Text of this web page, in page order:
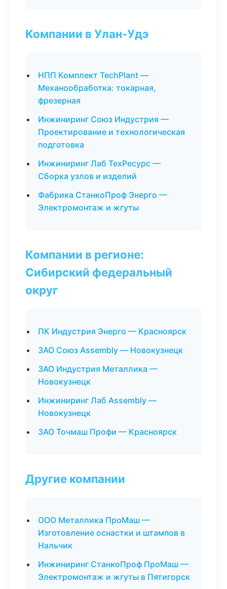
Компании в Улан-Удэ
НПП Комплект TechPlant —
Механообработка: токарная,
фрезерная
Инжиниринг Союз Индустрия —
Проектирование и технологическая
подготовка
Инжиниринг Лаб ТехРесурс —
Сборка узлов и изделий
Фабрика СтанкоПроф Энерго —
Электромонтаж и жгуты
Компании в регионе:
Сибирский федеральный
округ
ПК Индустрия Энерго — Красноярск
ЗАО Союз Assembly — Новокузнецк
ЗАО Индустрия Металлика —
Новокузнецк
Инжиниринг Лаб Assembly —
Новокузнецк
ЗАО Точмаш Профи — Красноярск
Другие компании
ООО Металлика ПроМаш —
Изготовление оснастки и штампов в
Нальчик
Инжиниринг СтанкоПроф ПроМаш —
Электромонтаж и жгуты в Пятигорск